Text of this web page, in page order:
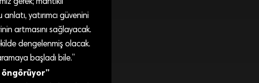
gerek; mantıklı
yatırımcı güvenini
artmasını sağlayacak.
dengelenmiş olacak.
başladı bile.”
öngörüyor”